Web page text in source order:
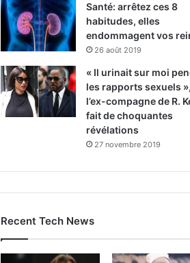
Santé: arrêtez ces 8
habitudes, elles
endommagent vos
26 août 2019
« Il urinait sur moi
les rapports sexuels »,
l’ex-compagne de R.
fait de choquantes
révélations
27 novembre 2019
Recent Tech News